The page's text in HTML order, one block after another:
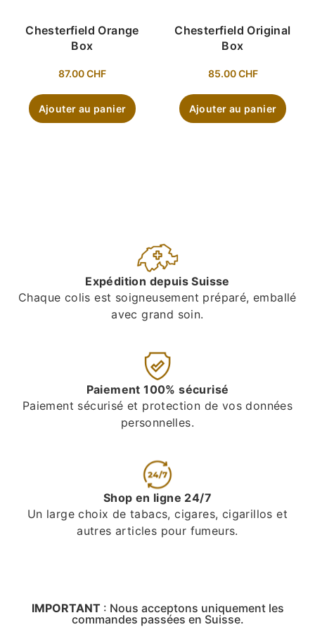
Chesterfield Orange
Box
87.00CHF
Ajouter au panier
Chesterfield Original
Box
85.00CHF
Ajouter au panier
Expédition depuis Suisse
Chaque colis est soigneusement préparé, emballé
avec grand soin.
Paiement 100% sécurisé
Paiement sécurisé et protection de vos données
personnelles.
Shop en ligne 24/7
Un large choix de tabacs, cigares, cigarillos et
autres articles pour fumeurs.
IMPORTANT : Nous acceptons uniquement les
commandes passées en Suisse.